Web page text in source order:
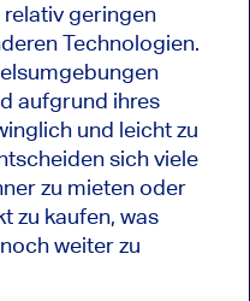
geringen
Technologien.
aufgrund ihres
und leicht zu
sich viele
zu mieten oder
zu kaufen, was
weiter zu